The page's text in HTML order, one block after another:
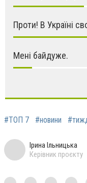
Проти! В Україні
Мені байдуже.
#ТОП 7 #новини
Ірина Ільницька
Керівник проєкту